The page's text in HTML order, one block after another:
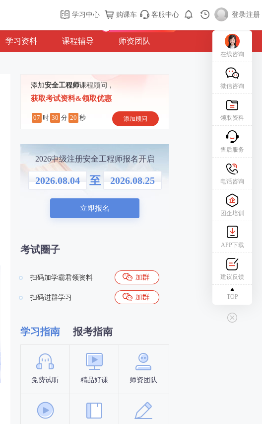
学习中心 购课车 客服中心 登录|注册
购课车 登录/注册
学习资料 课程辅导 师资团队
添加安全工程师课程顾问，
获取考试资料&领取优惠
07 时 30 分 19 秒 添加顾问
2026中级注册安全工程师报名开启
2026.08.04 至 2026.08.25
立即报名
考试圈子
扫码加学霸君领资料
扫码进群学习
学习指南 报考指南
免费试听 精品好课 师资团队
在线咨询
微信咨询
领取资料
售后服务
电话咨询
团企培训
APP下载
建议反馈
TOP